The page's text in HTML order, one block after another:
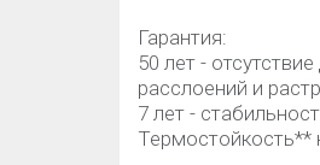
Гарантия:
50 лет -
расслоений и
7 лет -
Термостойкость**